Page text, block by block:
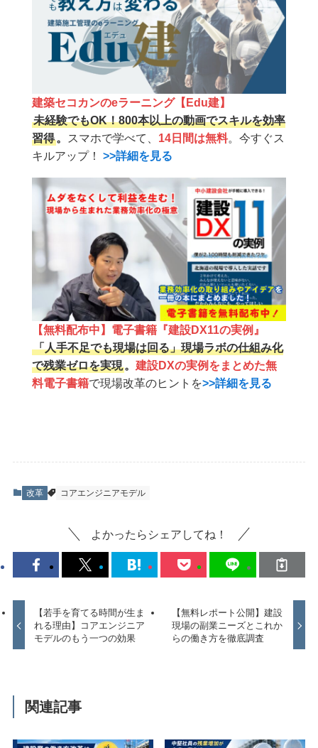
建築セコカンのeラーニング【Edu建】
未経験でもOK！800本以上の動画でスキルを効率
習得。 スマホで学べて、 14日間は無料。今すぐス
キルアップ！ >>詳細を見る
【無料配布中】電子書籍『建設DX11の実例』
「人手不足でも現場は回る」現場ラボの仕組み化
で残業ゼロを実現。 建設DXの実例をまとめた無
料電子書籍で現場改革のヒントを>>詳細を見る
改革 コアエンジニアモデル
よかったらシェアしてね！
【若手を育てる時間が生ま
れる理由】コアエンジニア
モデルのもう一つの効果
【無料レポート公開】建設
現場の副業ニーズとこれか
らの働き方を徹底調査
関連記事